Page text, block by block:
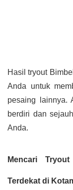
Hasil tryout
Anda untuk
pesaing lainnya.
berdiri dan
Anda.
Mencari
Terdekat di